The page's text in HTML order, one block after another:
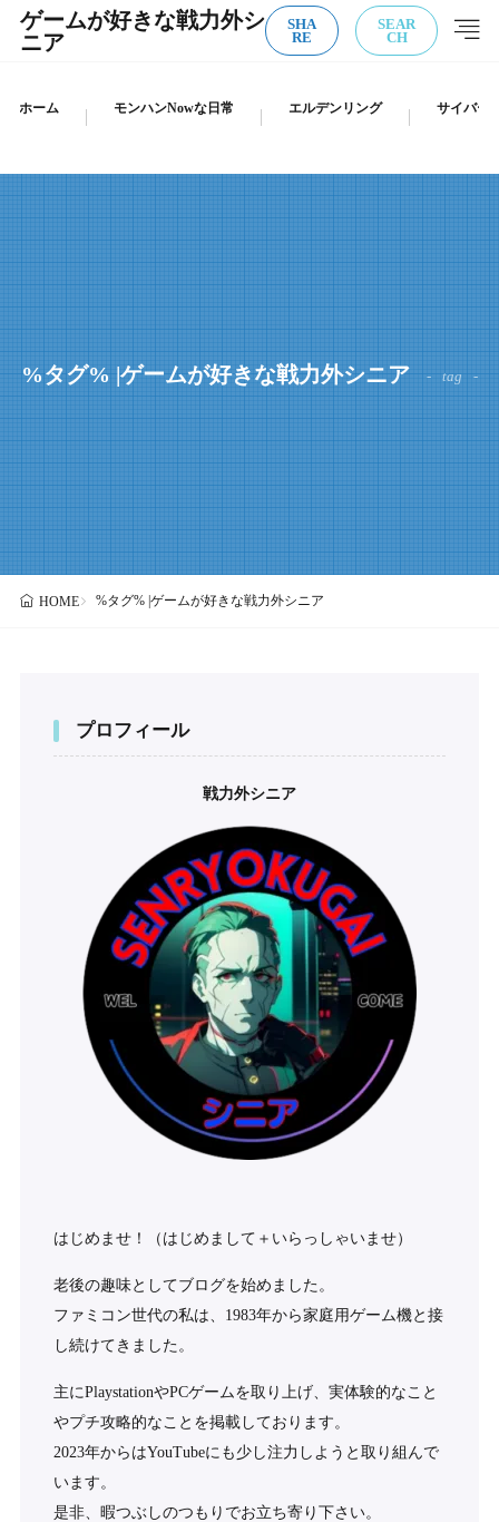
ゲームが好きな戦力外シ
ニア
SHA
RE
SEAR
CH
ホーム モンハンNowな日常 エルデンリング サイバー
%タグ% |ゲームが好きな戦力外シニア tag
HOME %タグ% |ゲームが好きな戦力外シニア
プロフィール
戦力外シニア
はじめませ！（はじめまして＋いらっしゃいませ）
老後の趣味としてブログを始めました。
ファミコン世代の私は、1983年から家庭用ゲーム機と接
し続けてきました。
主にPlaystationやPCゲームを取り上げ、実体験的なこと
やプチ攻略的なことを掲載しております。
2023年からはYouTubeにも少し注力しようと取り組んで
います。
是非、暇つぶしのつもりでお立ち寄り下さい。